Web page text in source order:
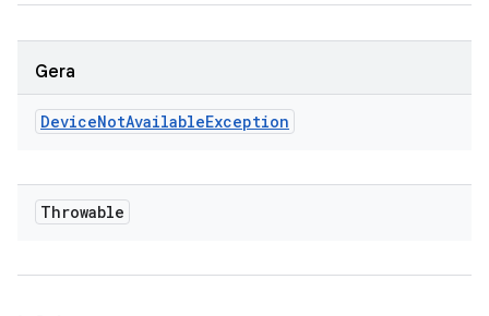
Gera
DeviceNotAvailableException
Throwable